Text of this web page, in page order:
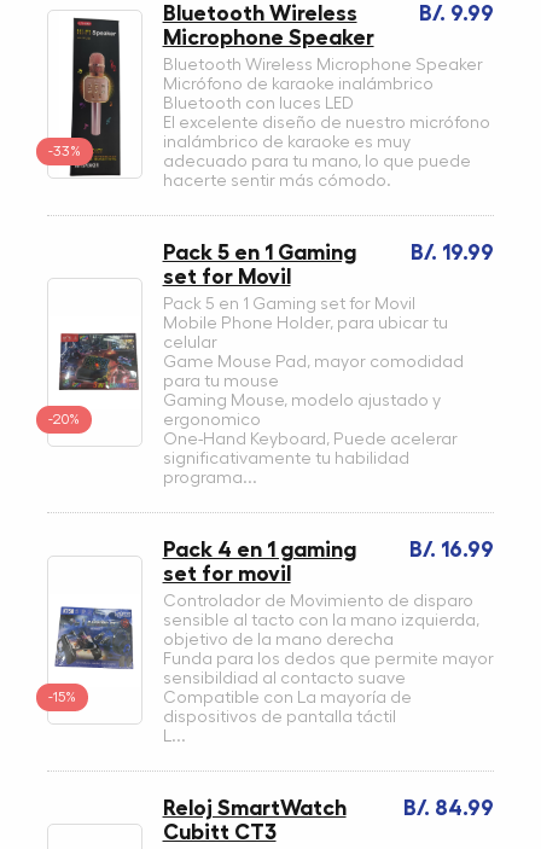
-33%
B/. 9.99
Bluetooth Wireless
Microphone Speaker
Bluetooth Wireless Microphone Speaker
Micrófono de karaoke inalámbrico
Bluetooth con luces LED
El excelente diseño de nuestro micrófono
inalámbrico de karaoke es muy
adecuado para tu mano, lo que puede
hacerte sentir más cómodo.
-20%
B/. 19.99
Pack 5 en 1 Gaming
set for Movil
Pack 5 en 1 Gaming set for Movil
Mobile Phone Holder, para ubicar tu
celular
Game Mouse Pad, mayor comodidad
para tu mouse
Gaming Mouse, modelo ajustado y
ergonomico
One-Hand Keyboard, Puede acelerar
significativamente tu habilidad
programa...
-15%
B/. 16.99
Pack 4 en 1 gaming
set for movil
Controlador de Movimiento de disparo
sensible al tacto con la mano izquierda,
objetivo de la mano derecha
Funda para los dedos que permite mayor
sensibildiad al contacto suave
Compatible con La mayoría de
dispositivos de pantalla táctil
L...
B/. 84.99
Reloj SmartWatch
Cubitt CT3